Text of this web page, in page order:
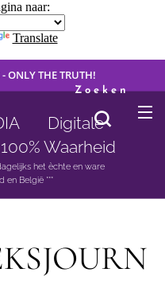
naar:
Translate
- ONLY THE TRUTH!
🟣 Digitale
Waarheid
het èchte en ware
en België ***
Zoeken